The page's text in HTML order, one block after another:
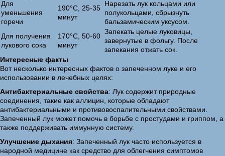
Для
уменьшения
горечи
190°C, 25-35
минут
Нарезать лук кольцами или
полукольцами, сбрызнуть
бальзамическим уксусом.
Для получения
лукового сока
170°C, 50-60
минут
Запекать целые луковицы,
завернутые в фольгу. После
запекания отжать сок.
Интересные факты
Вот несколько интересных фактов о запеченном луке и его
использовании в лечебных целях:
Антибактериальные свойства: Лук содержит природные
соединения, такие как аллицин, которые обладают
антибактериальными и противовоспалительными свойствами.
Запеченный лук может помочь в борьбе с простудами и гриппом, а
также поддерживать иммунную систему.
Улучшение дыхания: Запеченный лук часто используется в
народной медицине как средство для облегчения симптомов